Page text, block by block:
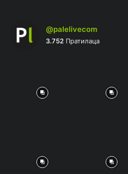
@palelivecom
3.752 Пратилаца